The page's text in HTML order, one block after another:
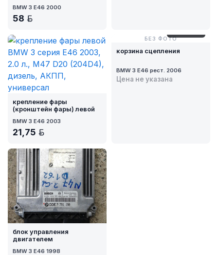
BMW 3 E46 2000
58
крепление фары
(кронштейн фары) левой
BMW 3 E46 2003
21,75
БЕЗ ФОТО
корзина сцепления
BMW 3 E46 рест. 2006
Цена не указана
блок управления
двигателем
BMW 3 E46 1998